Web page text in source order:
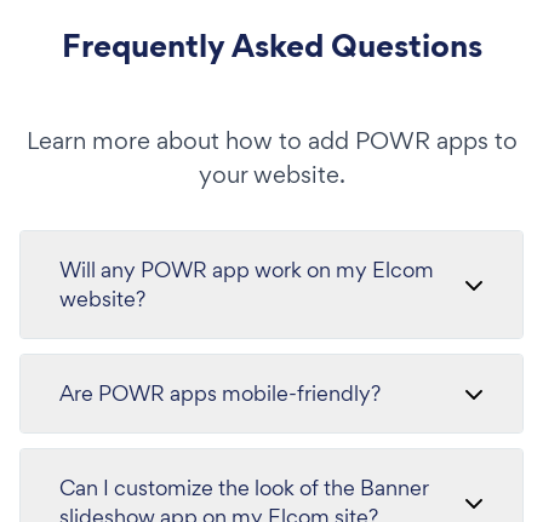
Frequently Asked Questions
Learn more about how to add POWR apps to
your website.
Will any POWR app work on my Elcom
website?
Are POWR apps mobile-friendly?
Can I customize the look of the Banner
slideshow app on my Elcom site?